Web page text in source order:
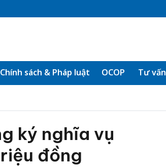
Chính sách & Pháp luật OCOP Tư vấn
ký nghĩa vụ
đồng